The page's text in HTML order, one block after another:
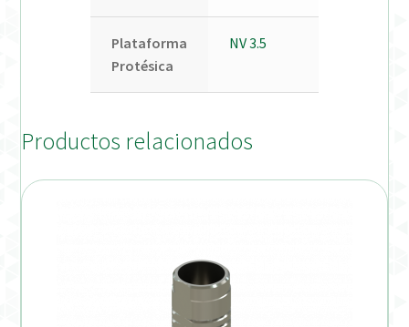
Plataforma
Protésica
NV 3.5
Productos relacionados